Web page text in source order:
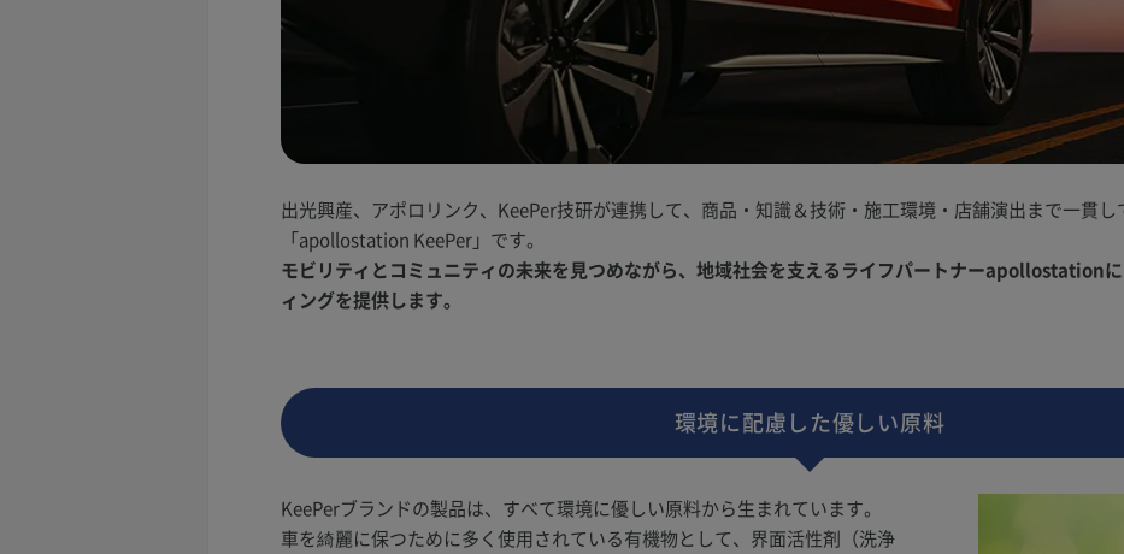
出光興産、アポロリンク、KeePer技研が連携して、商品・知識＆技術・施工環境・店舗演出まで一貫
「apollostation KeePer」です。
モビリティとコミュニティの未来を見つめながら、地域社会を支えるライフパートナーapollostation
ィングを提供します。
環境に配慮した優しい原料
KeePerブランドの製品は、すべて環境に優しい原料から生まれています。
車を綺麗に保つために多く使用されている有機物として、界面活性剤（洗浄